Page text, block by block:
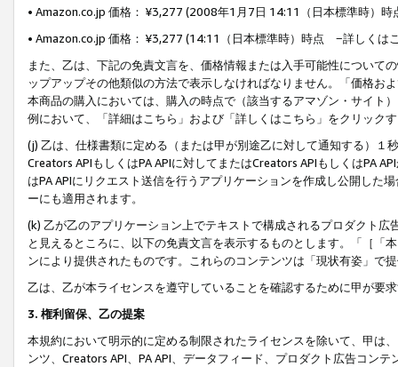
• Amazon.co.jp 価格： ¥3,277 (2008年1月7日 14:11（日本標準時）
• Amazon.co.jp 価格： ¥3,277 (14:11（日本標準時）時点 −詳しくは
また、乙は、下記の免責文言を、価格情報または入手可能性について
ップアップその他類似の方法で表示しなければなりません。「価格
本商品の購入においては、購入の時点で（該当するアマゾン・サイト
例において、「詳細はこちら」および「詳しくはこちら」をクリック
(j) 乙は、仕様書類に定める（または甲が別途乙に対して通知する）
Creators APIもしくはPA APIに対してまたはCreators APIもしくはPA
はPA APIにリクエスト送信を行うアプリケーションを作成し公開した
ーにも適用されます。
(k) 乙が乙のアプリケーション上でテキストで構成されるプロダクト
と見えるところに、以下の免責文言を表示するものとします。「［「
ンにより提供されたものです。これらのコンテンツは「現状有姿」で
乙は、乙が本ライセンスを遵守していることを確認するために甲が要
3. 権利留保、乙の提案
本規約において明示的に定める制限されたライセンスを除いて、甲は
ンツ、Creators API、PA API、データフィード、プロダクト広告コン